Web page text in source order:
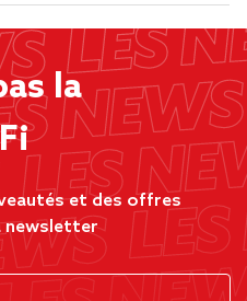
la
et des offres
newsletter